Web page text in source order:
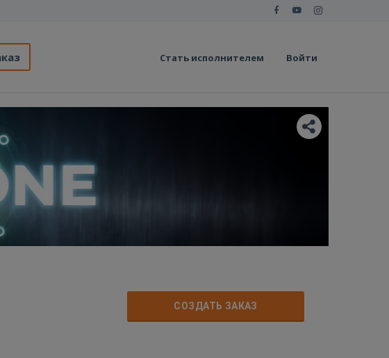
Стать исполнителем Войти
СОЗДАТЬ ЗАКАЗ